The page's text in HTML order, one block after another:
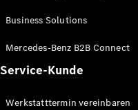
Business Solutions
Mercedes-Benz B2B Connect
Service-Kunde
Werkstatttermin vereinbaren